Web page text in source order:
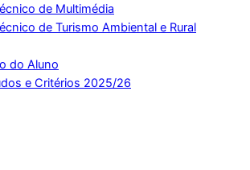
de Multimédia
de Turismo Ambiental e Rural
do Aluno
e Critérios 2025/26